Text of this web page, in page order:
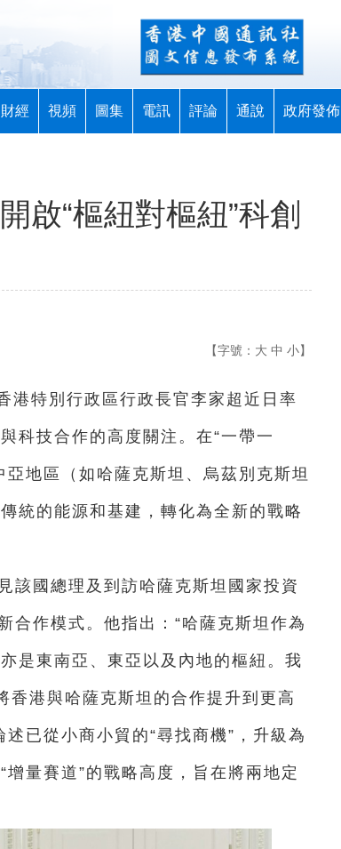
財經 視頻 圖集 電訊 評論 通說 政府發佈
啟“樞紐對樞紐”科創
【字號： 大 中 小】
港特別行政區行政長官李家超近日率
科技合作的高度關注。在“一帶一
地區（如哈薩克斯坦、烏茲別克斯坦
統的能源和基建，轉化為全新的戰略
該國總理及到訪哈薩克斯坦國家投資
合作模式。他指出：“哈薩克斯坦作為
是東南亞、東亞以及內地的樞紐。我
香港與哈薩克斯坦的合作提升到更高
已從小商小貿的“尋找商機”，升級為
量賽道”的戰略高度，旨在將兩地定